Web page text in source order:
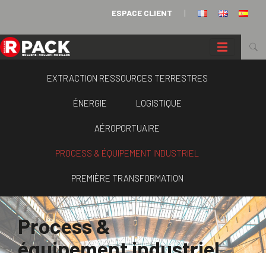
ESPACE CLIENT |
EXTRACTION RESSOURCES TERRESTRES
ÉNERGIE LOGISTIQUE
AÉROPORTUAIRE
PROCESS & ÉQUIPEMENT INDUSTRIEL
PREMIÈRE TRANSFORMATION
Process &